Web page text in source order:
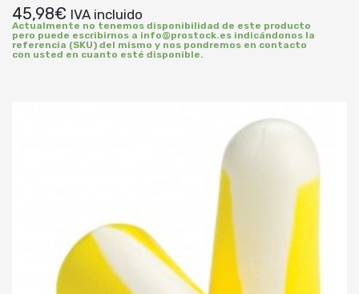
45,98€ IVA incluido
Actualmente no tenemos disponibilidad de este producto
pero puede escribirnos a info@prostock.es indicándonos la
referencia (SKU) del mismo y nos pondremos en contacto
con usted en cuanto esté disponible.